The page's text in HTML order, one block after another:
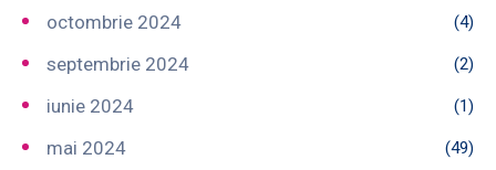
octombrie 2024 (4)
septembrie 2024 (2)
iunie 2024 (1)
mai 2024 (49)